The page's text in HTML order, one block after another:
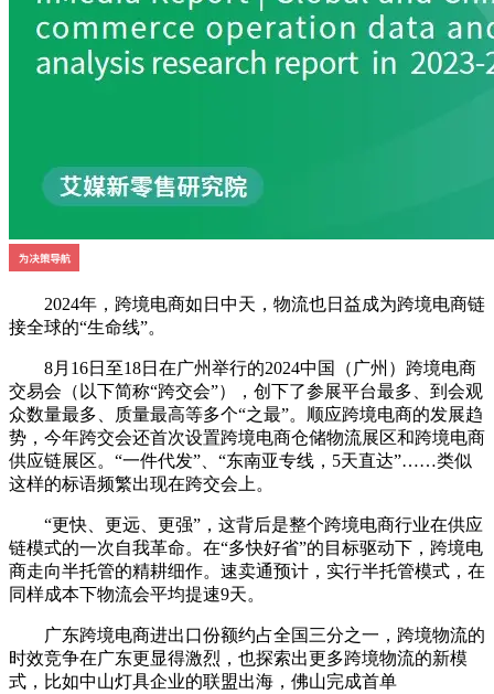
2024年，跨境电商如日中天，物流也日益成为跨境电商链
接全球的“生命线”。
8月16日至18日在广州举行的2024中国（广州）跨境电商
交易会（以下简称“跨交会”），创下了参展平台最多、到会观
众数量最多、质量最高等多个“之最”。顺应跨境电商的发展趋
势，今年跨交会还首次设置跨境电商仓储物流展区和跨境电商
供应链展区。“一件代发”、“东南亚专线，5天直达”……类似
这样的标语频繁出现在跨交会上。
“更快、更远、更强”，这背后是整个跨境电商行业在供应
链模式的一次自我革命。在“多快好省”的目标驱动下，跨境电
商走向半托管的精耕细作。速卖通预计，实行半托管模式，在
同样成本下物流会平均提速9天。
广东跨境电商进出口份额约占全国三分之一，跨境物流的
时效竞争在广东更显得激烈，也探索出更多跨境物流的新模
式，比如中山灯具企业的联盟出海，佛山完成首单